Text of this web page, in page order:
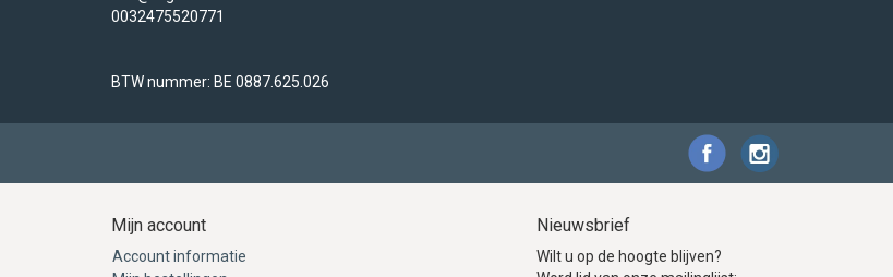
0032475520771
BTW nummer: BE 0887.625.026
Mijn account
Account informatie
Nieuwsbrief
Wilt u op de hoogte blijven?